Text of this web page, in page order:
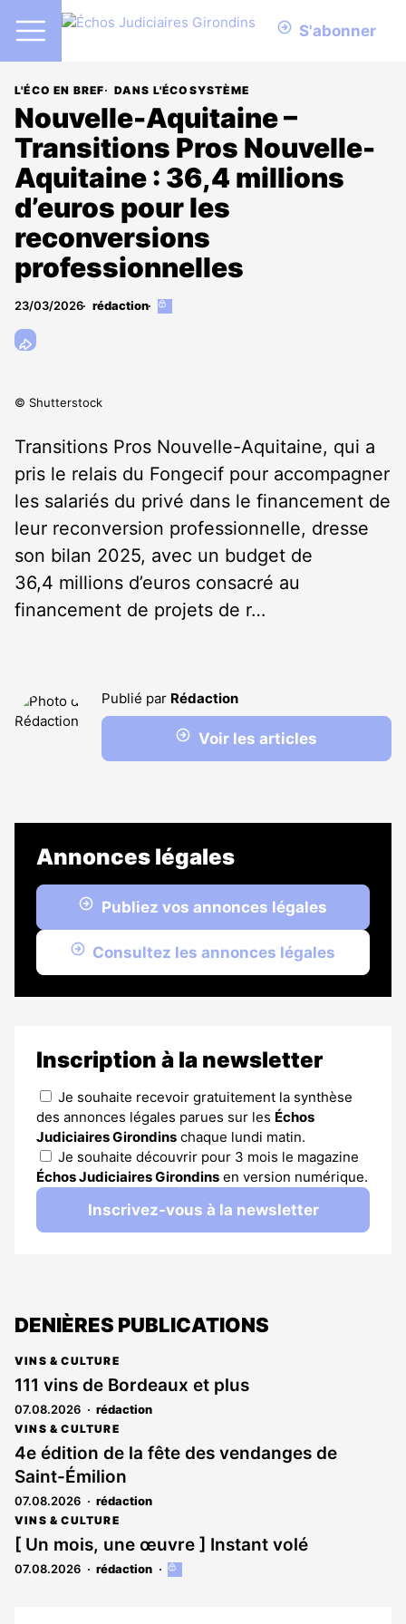
S'abonner
L'ÉCO EN BREF DANS L'ÉCOSYSTÈME
Nouvelle-Aquitaine –
Transitions Pros Nouvelle-
Aquitaine : 36,4 millions
d’euros pour les
reconversions
professionnelles
23/03/2026 rédaction
Cet
© Shutterstock
Transitions Pros Nouvelle-Aquitaine, qui a
pris le relais du Fongecif pour accompagner
les salariés du privé dans le financement de
leur reconversion professionnelle, dresse
son bilan 2025, avec un budget de
36,4 millions d’euros consacré au
financement de projets de r…
Publié par Rédaction
Voir les articles
Annonces légales
Publiez vos annonces légales
Consultez les annonces légales
Inscription à la newsletter
Je souhaite recevoir gratuitement la synthèse
des annonces légales parues sur les Échos
Judiciaires Girondins chaque lundi matin.
Je souhaite découvrir pour 3 mois le magazine
Échos Judiciaires Girondins en version numérique.
Inscrivez-vous à la newsletter
DENIÈRES PUBLICATIONS
VINS & CULTURE
111 vins de Bordeaux et plus
07.08.2026 rédaction
VINS & CULTURE
4e édition de la fête des vendanges de
Saint-Émilion
07.08.2026 rédaction
VINS & CULTURE
[ Un mois, une œuvre ] Instant volé
07.08.2026 rédaction
Cet